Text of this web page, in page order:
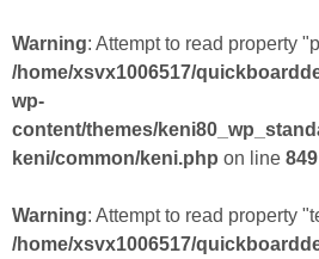
Warning: Attempt to read property
/home/xsvx1006517/
wp-
content/themes/
keni/common/keni.php on line 849
Warning: Attempt to read property
/home/xsvx1006517/